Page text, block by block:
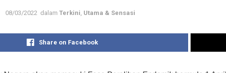
08/03/2022 dalam Terkini Utama & Sensasi
Share on Facebook